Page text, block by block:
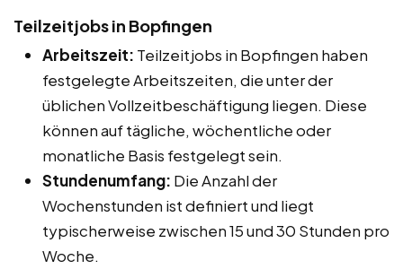
Teilzeitjobs in Bopfingen
Arbeitszeit: Teilzeitjobs in Bopfingen haben
festgelegte Arbeitszeiten, die unter der
üblichen Vollzeitbeschäftigung liegen. Diese
können auf tägliche, wöchentliche oder
monatliche Basis festgelegt sein.
Stundenumfang: Die Anzahl der
Wochenstunden ist definiert und liegt
typischerweise zwischen 15 und 30 Stunden pro
Woche.